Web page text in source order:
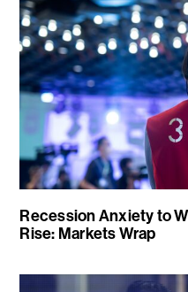
Recession Anxiety to
Rise: Markets Wrap